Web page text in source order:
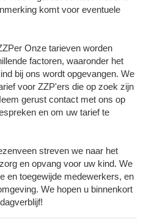
komt voor eventuele
Onze tarieven worden
factoren, waaronder het
bij ons wordt opgevangen. We
voor ZZP'ers die op zoek zijn
gerust contact met ons op
en om uw tarief te
streven we naar het
en opvang voor uw kind. We
en toegewijde medewerkers, en
We hopen u binnenkort